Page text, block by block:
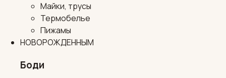
Майки, трусы
Термобелье
Пижамы
НОВОРОЖДЕННЫМ
Боди